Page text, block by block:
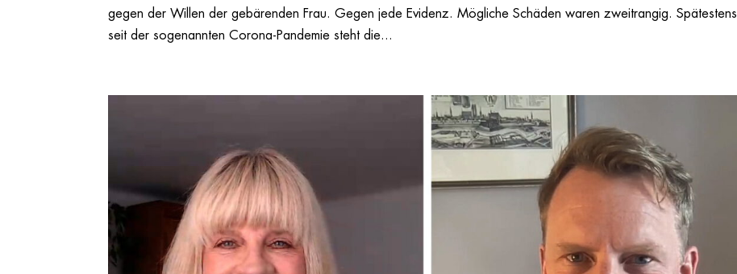
gegen der Willen der gebärenden Frau. Gegen jede Evidenz. Mögliche Schäden waren zweitrangig. Spätestens
seit der sogenannten Corona-Pandemie steht die...